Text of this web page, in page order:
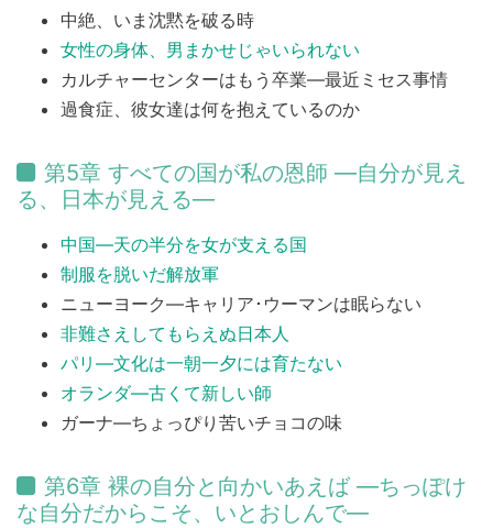
中絶、いま沈黙を破る時
女性の身体、男まかせじゃいられない
カルチャーセンターはもう卒業―最近ミセス事情
過食症、彼女達は何を抱えているのか
第5章 すべての国が私の恩師 ―自分が見え
る、日本が見える―
中国―天の半分を女が支える国
制服を脱いだ解放軍
ニューヨーク―キャリア･ウーマンは眠らない
非難さえしてもらえぬ日本人
パリ―文化は一朝一夕には育たない
オランダ―古くて新しい師
ガーナ―ちょっぴり苦いチョコの味
第6章 裸の自分と向かいあえば ―ちっぽけ
な自分だからこそ、いとおしんで―